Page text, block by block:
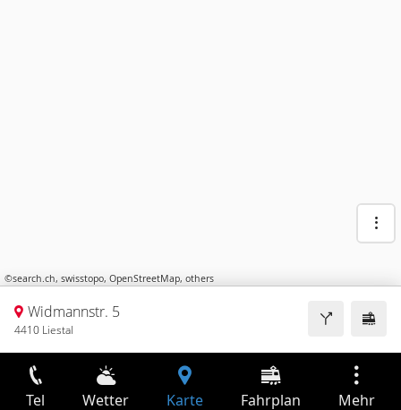
©search.ch, swisstopo, OpenStreetMap, others
Widmannstr. 5
4410 Liestal
Tel Wetter Karte Fahrplan Mehr